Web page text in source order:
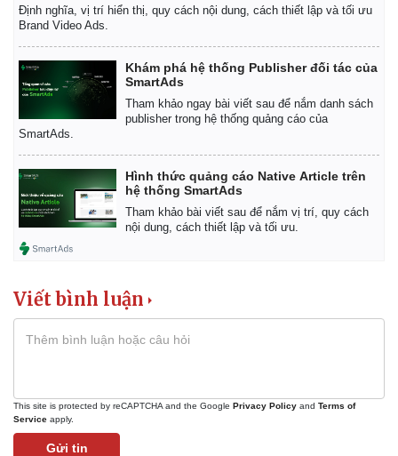
Định nghĩa, vị trí hiển thị, quy cách nội dung, cách thiết lập và tối ưu
Brand Video Ads.
Khám phá hệ thống Publisher đối tác của
SmartAds
Tham khảo ngay bài viết sau để nắm danh sách
publisher trong hệ thống quảng cáo của
SmartAds.
Hình thức quảng cáo Native Article trên
hệ thống SmartAds
Tham khảo bài viết sau để nắm vị trí, quy cách
nội dung, cách thiết lập và tối ưu.
Viết bình luận
This site is protected by reCAPTCHA and the Google Privacy Policy and Terms of
Service apply.
Gửi tin